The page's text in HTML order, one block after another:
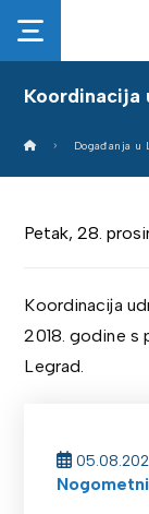
Koordinacija
Događanja u
Petak, 28.
Koordinacija
2018. godine s
Legrad.